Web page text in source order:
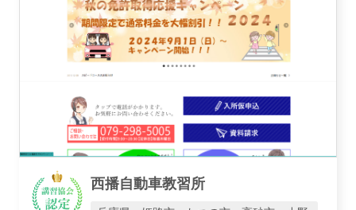
運営会社
業者様登録はこちら
西播自動車教習所